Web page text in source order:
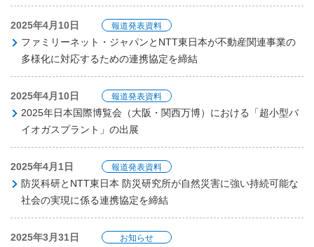
2025年4月10日 報道発表資料
ファミリーネット・ジャパンとNTT東日本が不動産関連事業の
多様化に対応するための連携協定を締結
2025年4月10日 報道発表資料
2025年日本国際博覧会（大阪・関西万博）における「超小型バ
イオガスプラント」の出展
2025年4月1日 報道発表資料
防災科研とNTT東日本 防災研究所が自然災害に強い持続可能な
社会の実現に係る連携協定を締結
2025年3月31日 お知らせ